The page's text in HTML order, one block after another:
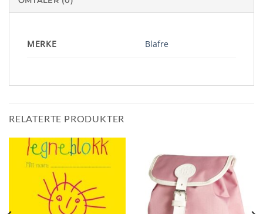
MERKE Blafre
RELATERTE PRODUKTER